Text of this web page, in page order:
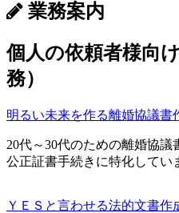
業務案内
個人の依頼者様向
務）
明るい未来を作る離婚協議書
20代～30代のための離婚協議
公正証書手続きに特化してい
ＹＥＳと言わせる法的文書作